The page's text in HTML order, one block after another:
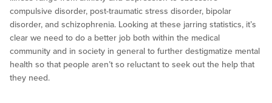
compulsive disorder, post-traumatic stress disorder, bipolar
disorder, and schizophrenia. Looking at these jarring statistics, it’s
clear we need to do a better job both within the medical
community and in society in general to further destigmatize mental
health so that people aren’t so reluctant to seek out the help that
they need.